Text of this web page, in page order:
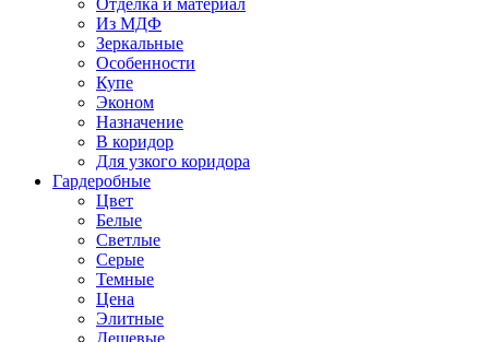
Отделка и материал
Из МДФ
Зеркальные
Особенности
Купе
Эконом
Назначение
В коридор
Для узкого коридора
Гардеробные
Цвет
Белые
Светлые
Серые
Темные
Цена
Элитные
Дешевые